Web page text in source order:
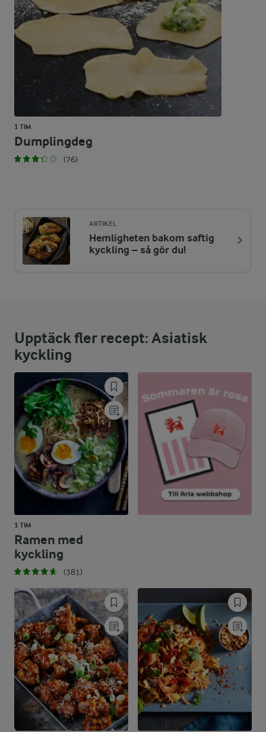
1 TIM
Dumplingdeg
(76)
ARTIKEL
Hemligheten bakom saftig
kyckling – så gör du!
Upptäck fler recept: Asiatisk
kyckling
1 TIM
Ramen med
kyckling
(381)